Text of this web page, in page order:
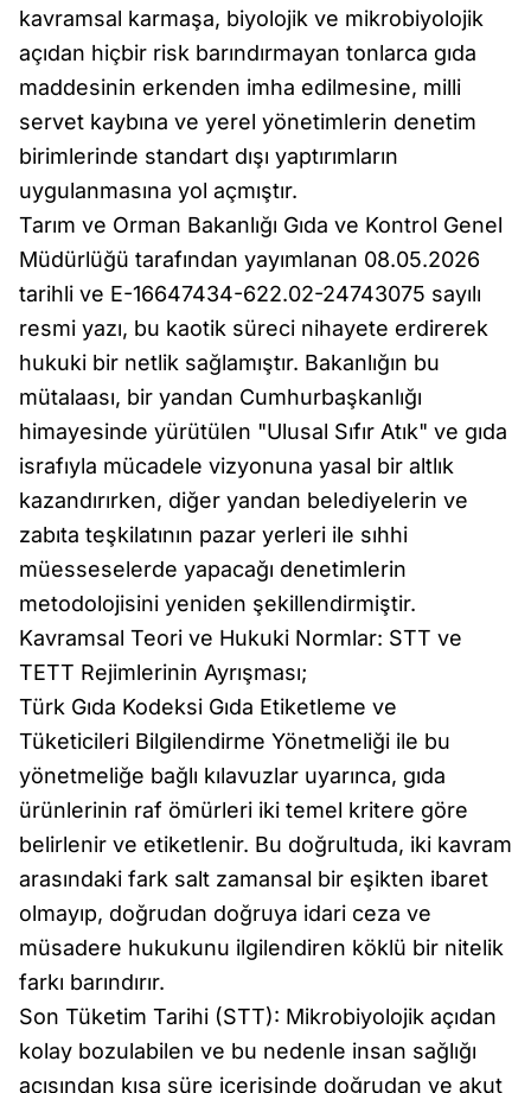
kavramsal karmaşa, biyolojik ve mikrobiyolojik
açıdan hiçbir risk barındırmayan tonlarca gıda
maddesinin erkenden imha edilmesine, milli
servet kaybına ve yerel yönetimlerin denetim
birimlerinde standart dışı yaptırımların
uygulanmasına yol açmıştır.
Tarım ve Orman Bakanlığı Gıda ve Kontrol Genel
Müdürlüğü tarafından yayımlanan 08.05.2026
tarihli ve E-16647434-622.02-24743075 sayılı
resmi yazı, bu kaotik süreci nihayete erdirerek
hukuki bir netlik sağlamıştır. Bakanlığın bu
mütalaası, bir yandan Cumhurbaşkanlığı
himayesinde yürütülen "Ulusal Sıfır Atık" ve gıda
israfıyla mücadele vizyonuna yasal bir altlık
kazandırırken, diğer yandan belediyelerin ve
zabıta teşkilatının pazar yerleri ile sıhhi
müesseselerde yapacağı denetimlerin
metodolojisini yeniden şekillendirmiştir.
Kavramsal Teori ve Hukuki Normlar: STT ve
TETT Rejimlerinin Ayrışması;
Türk Gıda Kodeksi Gıda Etiketleme ve
Tüketicileri Bilgilendirme Yönetmeliği ile bu
yönetmeliğe bağlı kılavuzlar uyarınca, gıda
ürünlerinin raf ömürleri iki temel kritere göre
belirlenir ve etiketlenir. Bu doğrultuda, iki kavram
arasındaki fark salt zamansal bir eşikten ibaret
olmayıp, doğrudan doğruya idari ceza ve
müsadere hukukunu ilgilendiren köklü bir nitelik
farkı barındırır.
Son Tüketim Tarihi (STT): Mikrobiyolojik açıdan
kolay bozulabilen ve bu nedenle insan sağlığı
açısından kısa süre içerisinde doğrudan ve akut